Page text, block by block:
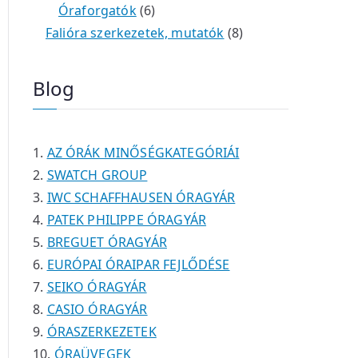
é
k
é
é
m
t
e
t
e
t
k
Óraforgatók 66
t
k
Falióra szerkezetek, mutatók 88
é
Blog
AZ ÓRÁK MINŐSÉGKATEGÓRIÁI
SWATCH GROUP
IWC SCHAFFHAUSEN ÓRAGYÁR
PATEK PHILIPPE ÓRAGYÁR
BREGUET ÓRAGYÁR
EURÓPAI ÓRAIPAR FEJLŐDÉSE
SEIKO ÓRAGYÁR
CASIO ÓRAGYÁR
ÓRASZERKEZETEK
ÓRAÜVEGEK